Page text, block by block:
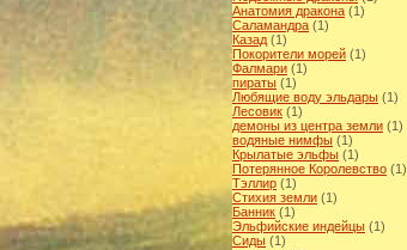
Анатомия дракона (1)
Саламандра (1)
Казад (1)
Покорители морей (1)
Фалмари (1)
пираты (1)
Любящие воду эльдары (1)
Лесовик (1)
демоны из центра земли (1)
водяные нимфы (1)
Крылатые эльфы (1)
Потерянное Королевство (1)
Тэллир (1)
Cтихия земли (1)
Банник (1)
Эльфийские индейцы (1)
Сиды (1)